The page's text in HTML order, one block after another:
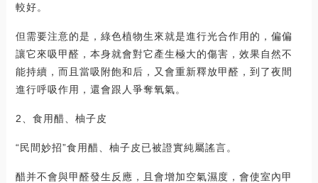
較好。
但需要注意的是，綠色植物生來就是進行光合作用的，偏偏
讓它來吸甲醛，本身就會對它產生極大的傷害，效果自然不
能持續，而且當吸附飽和后，又會重新釋放甲醛，到了夜間
進行呼吸作用，還會跟人爭奪氧氣。
2、食用醋、柚子皮
“民間妙招”食用醋、柚子皮已被證實純屬謠言。
醋并不會與甲醛發生反應，且會增加空氣濕度，會使室內甲